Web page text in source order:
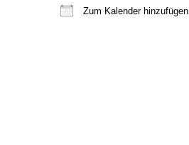
Zum Kalender hinzufügen